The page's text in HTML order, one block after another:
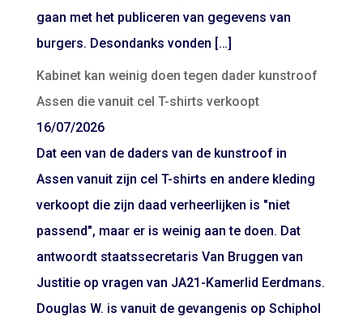
gaan met het publiceren van gegevens van
burgers. Desondanks vonden […]
Kabinet kan weinig doen tegen dader kunstroof
Assen die vanuit cel T-shirts verkoopt
16/07/2026
Dat een van de daders van de kunstroof in
Assen vanuit zijn cel T-shirts en andere kleding
verkoopt die zijn daad verheerlijken is "niet
passend", maar er is weinig aan te doen. Dat
antwoordt staatssecretaris Van Bruggen van
Justitie op vragen van JA21-Kamerlid Eerdmans.
Douglas W. is vanuit de gevangenis op Schiphol